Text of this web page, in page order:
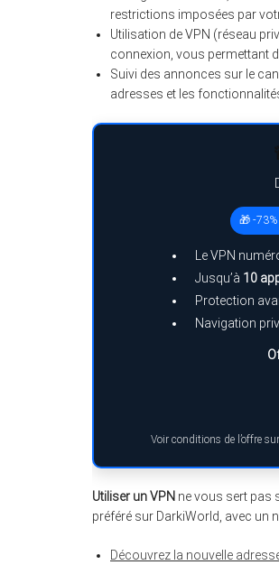
restrictions imposées par
Utilisation de VPN (réseau
connexion, vous permettant
Suivi des annonces sur le
adresses et les
🎁 -
Le VPN
Jusqu’à 10
Protection
Navigation
Voir conditions de l’offre
Utiliser un VPN ne vous sert pas
préféré sur DarkiWorld, avec un
Découvrez la nouvelle